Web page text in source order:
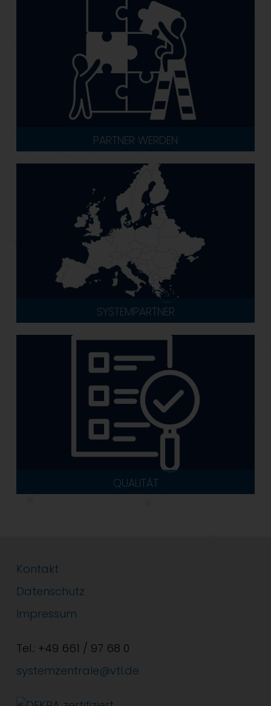
PARTNER WERDEN
SYSTEMPARTNER
QUALITÄT
JOBS
Kontakt
Datenschutz
Impressum
Tel.: +49 661 / 97 68 0
systemzentrale@vtl.de